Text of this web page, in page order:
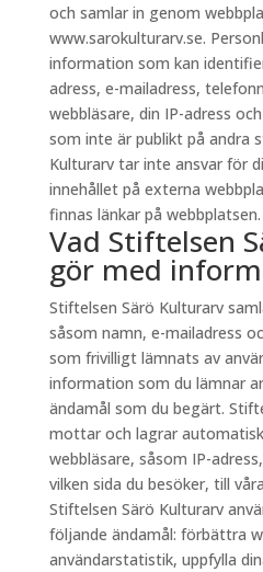
och samlar in genom
www.sarokulturarv.se.
information som kan
adress, e-mailadress,
webbläsare, din IP-adress
som inte är publikt på andra
Kulturarv tar inte ansvar för
innehållet på externa
finnas länkar på webbplatsen.
Vad Stiftelsen
gör med
Stiftelsen Särö Kulturarv
såsom namn, e-mailadress
som frivilligt lämnats av
information som du lämnar
ändamål som du begärt.
mottar och lagrar
webbläsare, såsom IP-
vilken sida du besöker, till
Stiftelsen Särö Kulturarv
följande ändamål: förbättra
användarstatistik, uppfylla